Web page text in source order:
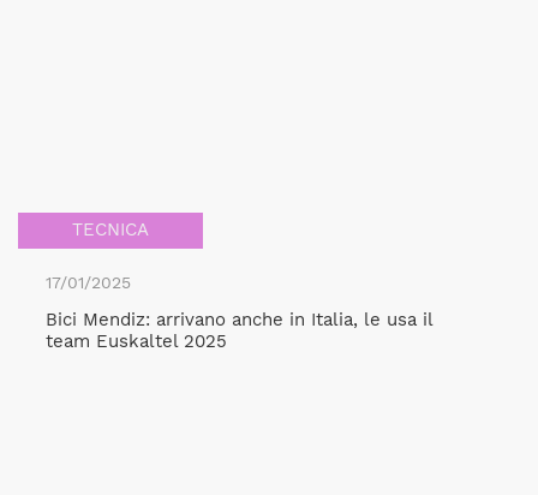
TECNICA
17/01/2025
Bici Mendiz: arrivano anche in Italia, le usa il
team Euskaltel 2025